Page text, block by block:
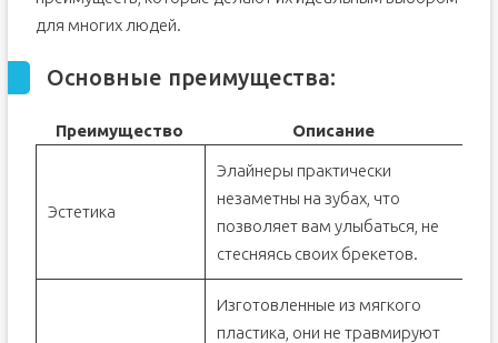
для многих людей.
Основные преимущества:
Преимущество Описание
Эстетика
Элайнеры практически
незаметны на зубах, что
позволяет вам улыбаться, не
стесняясь своих брекетов.
Изготовленные из мягкого
пластика, они не травмируют